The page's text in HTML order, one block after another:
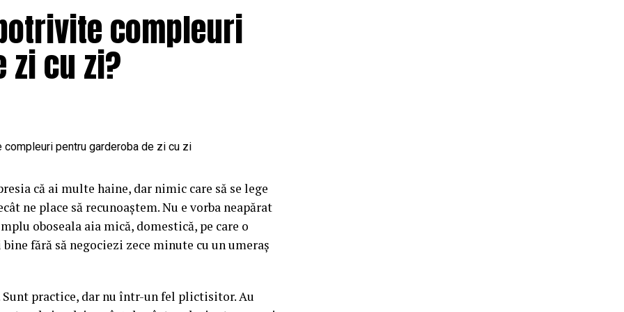
care nu seamănă cu albastrul florilor
cu accente de roz în interiorul urechilor. Asta
în ecuație înainte să așezi o singură floare
la un aranjament care se bate cap în cap, în
care nu vorbesc între ele.
personalitate. Când porți ceva turcoaz, nu te
reci care îl liniștesc și îl extind. Sezonul
Florile naturale și cele lucrate manual, din
la aceeași culoare, în funcție de lumina
devine spălăcit într-o zi cenușie de
compleuri
zi cu zi?
că ai multe haine, dar nimic care să se lege
ne place să recunoaștem. Nu e vorba neapărat
oboseala aia mică, domestică, pe care o
fără să negociezi zece minute cu un umeraș
practice, dar nu într-un fel plictisitor. Au